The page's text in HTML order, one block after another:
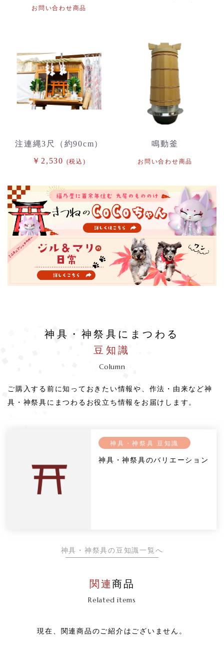
お問い合わせ商品
注連縄3尺（約90cm）
￥2,530 (税込)
鳴動釜
お問い合わせ商品
神具・神祭具にまつわる
豆知識
Column
ご購入する前に知っておきたい情報や、作法・由来など神
具・神祭具にまつわるお役立ち情報をお届けします。
神具・神祭具 豆知識
神具・神祭具のバリエーション
神具・神祭具の豆知識一覧へ
関連商品
Related items
現在、関連商品のご紹介はございません。